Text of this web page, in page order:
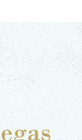
una